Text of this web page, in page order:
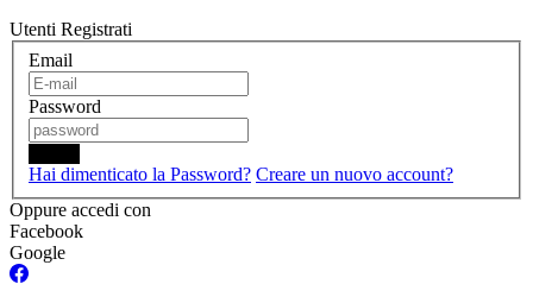
Utenti Registrati
Email
Password
Hai dimenticato la Password? Creare un nuovo account?
Oppure accedi con
Facebook
Google